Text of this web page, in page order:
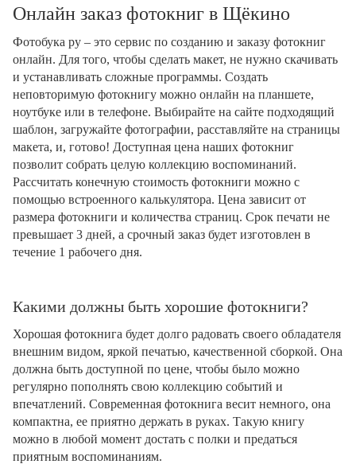
Онлайн заказ фотокниг в Щёкино
Фотобука ру – это сервис по созданию и заказу фотокниг
онлайн. Для того, чтобы сделать макет, не нужно скачивать
и устанавливать сложные программы. Создать
неповторимую фотокнигу можно онлайн на планшете,
ноутбуке или в телефоне. Выбирайте на сайте подходящий
шаблон, загружайте фотографии, расставляйте на страницы
макета, и, готово! Доступная цена наших фотокниг
позволит собрать целую коллекцию воспоминаний.
Рассчитать конечную стоимость фотокниги можно с
помощью встроенного калькулятора. Цена зависит от
размера фотокниги и количества страниц. Срок печати не
превышает 3 дней, а срочный заказ будет изготовлен в
течение 1 рабочего дня.
Какими должны быть хорошие фотокниги?
Хорошая фотокнига будет долго радовать своего обладателя
внешним видом, яркой печатью, качественной сборкой. Она
должна быть доступной по цене, чтобы было можно
регулярно пополнять свою коллекцию событий и
впечатлений. Современная фотокнига весит немного, она
компактна, ее приятно держать в руках. Такую книгу
можно в любой момент достать с полки и предаться
приятным воспоминаниям.